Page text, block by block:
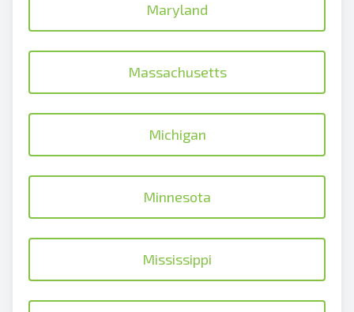
Maryland
Massachusetts
Michigan
Minnesota
Mississippi